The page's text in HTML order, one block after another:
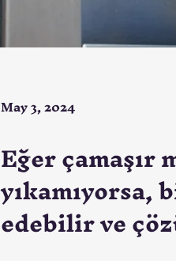
May 3, 2024
Eğer
yıkamıyorsa,
edebilir ve